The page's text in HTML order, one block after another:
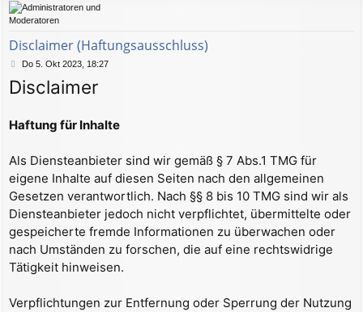
Disclaimer (Haftungsausschluss)
B
i
a
Do 5. Okt 2023, 18:27
Disclaimer
Haftung für Inhalte
Als Diensteanbieter sind wir gemäß § 7 Abs.1 TMG für
eigene Inhalte auf diesen Seiten nach den allgemeinen
Gesetzen verantwortlich. Nach §§ 8 bis 10 TMG sind wir als
Diensteanbieter jedoch nicht verpflichtet, übermittelte oder
gespeicherte fremde Informationen zu überwachen oder
nach Umständen zu forschen, die auf eine rechtswidrige
Tätigkeit hinweisen.
Verpflichtungen zur Entfernung oder Sperrung der Nutzung